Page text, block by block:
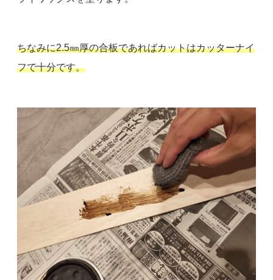
ちなみに2.5㎜厚の合板であればカットはカッターナイ
フで十分です。